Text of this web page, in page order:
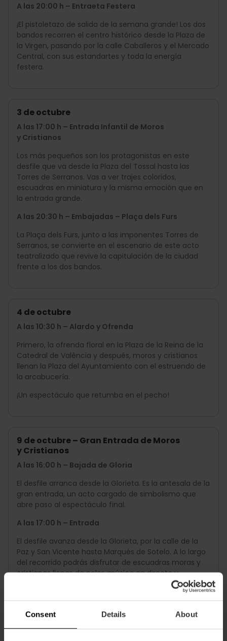
Consent Details About
A las 20:00 h – Entraeta Festera
¡El pistoletazo de salida de la semana grande! Los dos
bandos recorren el centro histórico desde la Plaza de
la Virgen, pasando por la calle Caballeros y el Mercado
Central, con sus estandartes y toda la energía
festera.
3 de octubre
A las 17:00 h – Entrada Infantil de Moros
y Cristianos
Los más pequeños son los protagonistas en este
desfile que va desde la Plaza del Tossal hasta las
Torres de Serranos. Vas a ver trajes coloridos,
escuadras en miniatura y la misma emoción que en
la entrada grande.
A las 20:30 h – Embajadas – Plaça dels Furs
La Plaça dels Furs, junto a las imponentes Torres de
Serranos, se convierte en el escenario de este acto
teatralizado que revive la capitulación de la ciudad
frente a los dos bandos.
4 de octubre
A las 10:30 h – Alardo y Ofrenda
Primero, la ofrenda floral en la Plaza de la Reina de la
Catedral de València y después, moros y cristianos
llenan la Plaza del Ayuntamiento con el estruendo de
la arcabucería.
¡Un espectáculo que retumba en el pecho!
9 de octubre – Gran Entrada de Moros
y Cristianos
A las 16:00 h – Bajada de Gloria
El desfile arranca desde la Glorieta. Es la antesala de la
gran entrada, un acto cargado de simbolismo que
abre paso al espectáculo final.
A las 17:00 h – Entrada
El desfile avanza desde la Glorieta, por la calle de la
Paz y San Vicente hasta Marqués de Sotelo. A lo largo
del recorrido podrás disfrutar de escuadras moras y
cristianas llenas de color, música en directo y
danzas. Es la marcha más esperada del año y
sirve para celebrar el día de la Comunitat Valenciana.